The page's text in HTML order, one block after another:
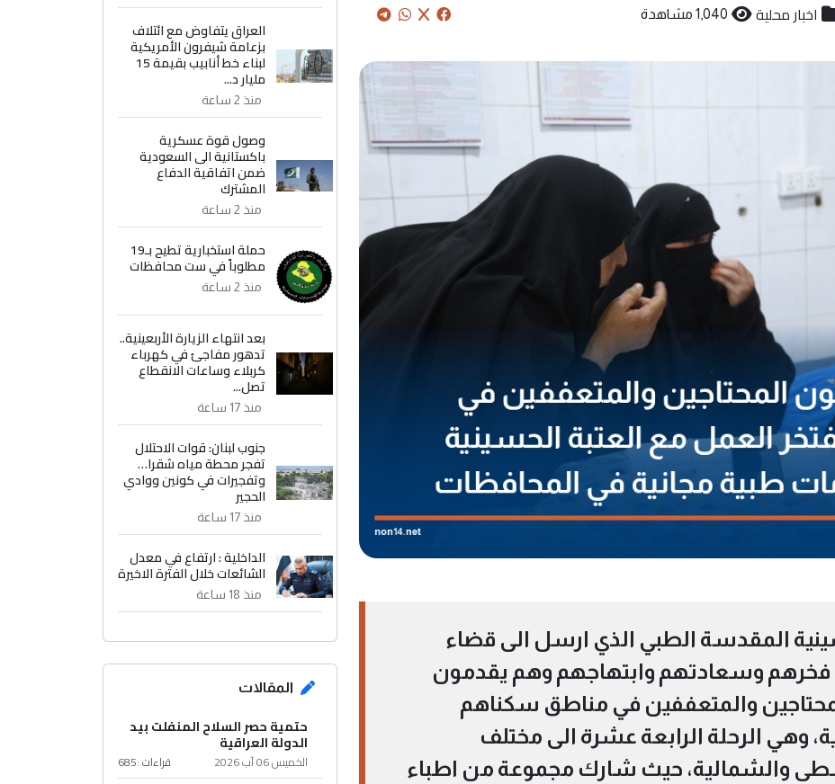
اخبار محلية 1,040 مشاهدة
المقدسة الطبي الذي ارسل الى قضاء
وسعادتهم وابتهاجهم وهم يقدمون
والمتعففين في مناطق سكناهم
وهي الرحلة الرابعة عشرة الى مختلف
والشمالية، حيث شارك مجموعة من اطباء
العراق يتفاوض مع ائتلاف
بزعامة شيفرون الأمريكية
لبناء خط أنابيب بقيمة 15
مليار د...
منذ 2 ساعة
وصول قوة عسكرية
باكستانية الى السعودية
ضمن اتفاقية الدفاع
المشترك
منذ 2 ساعة
حملة استخبارية تطيح بـ19
مطلوباً في ست محافظات
منذ 2 ساعة
بعد انتهاء الزيارة الأربعينية..
تدهور مفاجئ في كهرباء
كربلاء وساعات الانقطاع
تصل...
منذ 17 ساعة
جنوب لبنان: قوات الاحتلال
تفجر محطة مياه شقرا…
وتفجيرات في كونين ووادي
الحجير
منذ 17 ساعة
الداخلية : ارتفاع في معدل
الشائعات خلال الفترة الاخيرة
منذ 18 ساعة
المقالات
حتمية حصر السلاح المنفلت بيد
الدولة العراقية
الخميس 06 آب 2026 قراءات :685